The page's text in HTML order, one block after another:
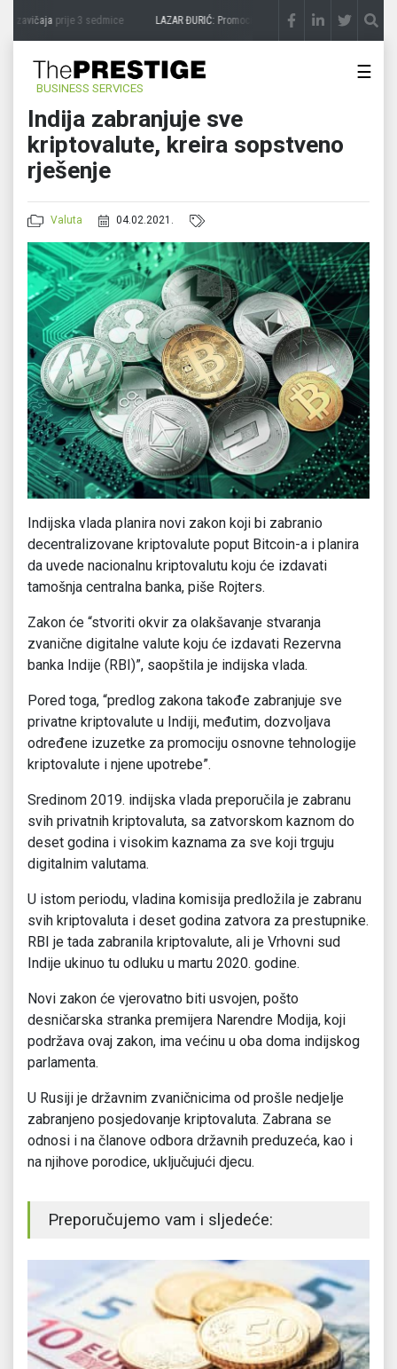
zavičajaprije 3 sedmice LAZAR ĐURIĆ: Promocija potencijal pretvara u destinaciju
BUSINESS SERVICES
☰
Indija zabranjuje sve
kriptovalute, kreira sopstveno
rješenje
Valuta 04.02.2021.
Indijska vlada planira novi zakon koji bi zabranio
decentralizovane kriptovalute poput Bitcoin-a i planira
da uvede nacionalnu kriptovalutu koju će izdavati
tamošnja centralna banka, piše Rojters.
Zakon će “stvoriti okvir za olakšavanje stvaranja
zvanične digitalne valute koju će izdavati Rezervna
banka Indije (RBI)”, saopštila je indijska vlada.
Pored toga, “predlog zakona takođe zabranjuje sve
privatne kriptovalute u Indiji, međutim, dozvoljava
određene izuzetke za promociju osnovne tehnologije
kriptovalute i njene upotrebe”.
Sredinom 2019. indijska vlada preporučila je zabranu
svih privatnih kriptovaluta, sa zatvorskom kaznom do
deset godina i visokim kaznama za sve koji trguju
digitalnim valutama.
U istom periodu, vladina komisija predložila je zabranu
svih kriptovaluta i deset godina zatvora za prestupnike.
RBI je tada zabranila kriptovalute, ali je Vrhovni sud
Indije ukinuo tu odluku u martu 2020. godine.
Novi zakon će vjerovatno biti usvojen, pošto
desničarska stranka premijera Narendre Modija, koji
podržava ovaj zakon, ima većinu u oba doma indijskog
parlamenta.
U Rusiji je državnim zvaničnicima od prošle nedjelje
zabranjeno posjedovanje kriptovaluta. Zabrana se
odnosi i na članove odbora državnih preduzeća, kao i
na njihove porodice, uključujući djecu.
Preporučujemo vam i sljedeće: